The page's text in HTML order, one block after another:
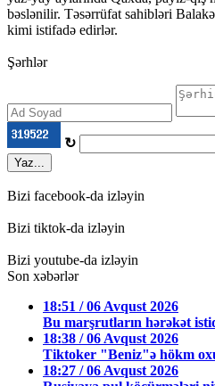
bəslənilir. Təsərrüfat sahibləri
kimi istifadə edirlər.
Şərhlər
↻
Yaz...
Bizi facebook-da izləyin
Bizi tiktok-da izləyin
Bizi youtube-da izləyin
Son xəbərlər
18:51 / 06 Avqust 2026
Bu marşrutların hərəkət
18:38 / 06 Avqust 2026
Tiktoker "Beniz"ə hökm
18:27 / 06 Avqust 2026